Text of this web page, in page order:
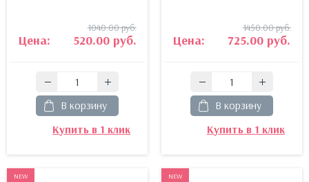
1040.00 руб.
Цена: 520.00 руб.
В корзину
Купить в 1 клик
1450.00 руб.
Цена: 725.00 руб.
В корзину
Купить в 1 клик
NEW NEW